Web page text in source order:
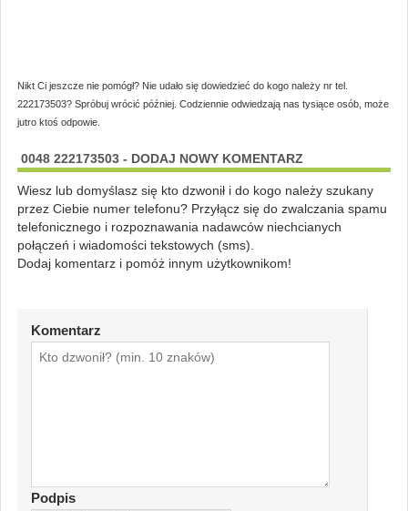
Nikt Ci jeszcze nie pomógł? Nie udało się dowiedzieć do kogo należy nr tel.
222173503? Spróbuj wrócić później. Codziennie odwiedzają nas tysiące osób, może
jutro ktoś odpowie.
0048 222173503 - DODAJ NOWY KOMENTARZ
Wiesz lub domyślasz się kto dzwonił i do kogo należy szukany
przez Ciebie numer telefonu? Przyłącz się do zwalczania spamu
telefonicznego i rozpoznawania nadawców niechcianych
połączeń i wiadomości tekstowych (sms).
Dodaj komentarz i pomóż innym użytkownikom!
Komentarz
Podpis